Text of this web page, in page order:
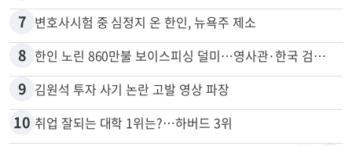
7 변호사시험 중 심정지 온 한인, 뉴욕주 제소
8 한인 노린 860만불 보이스피싱 덜미…영사관·한국 검찰 사칭
9 김원석 투자 사기 논란 고발 영상 파장
10 취업 잘되는 대학 1위는?…하버드 3위